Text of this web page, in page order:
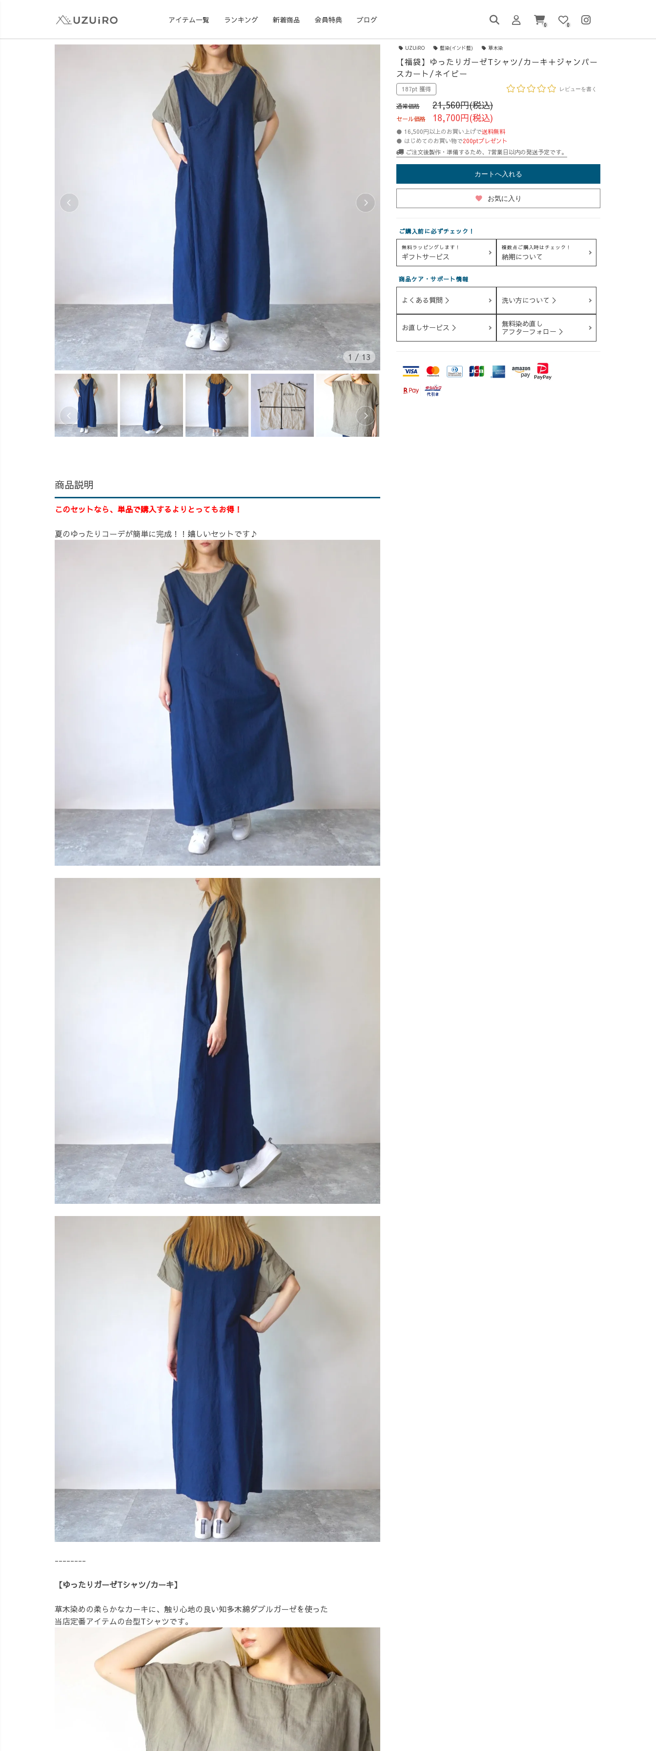
アイテム一覧 ランキング 新着商品 会員特典 ブログ
0 0
1 / 13
商品説明
このセットなら、単品で購入するよりとってもお得！
夏のゆったりコーデが簡単に完成！！嬉しいセットです♪
--------
【ゆったりガーゼTシャツ/カーキ】
草木染めの柔らかなカーキに、触り心地の良い知多木綿ダブルガーゼを使った
当店定番アイテムの台型Tシャツです。
UZUiRO 藍染(インド藍) 草木染
【福袋】ゆったりガーゼTシャツ/カーキ＋ジャンパー
スカート/ネイビー
187pt 獲得 レビューを書く
通常価格 21,560円(税込)
セール価格 18,700円(税込)
● 16,500円以上のお買い上げで送料無料
● はじめてのお買い物で200ptプレゼント
ご注文後製作・準備するため、7営業日以内の発送予定です。
カートへ入れる
favorite お気に入り
ご購入前に必ずチェック！
無料ラッピングします！
ギフトサービス
複数点ご購入時はチェック！
納期について
商品ケア・サポート情報
よくある質問 ＞ 洗い方について ＞
お直しサービス ＞
無料染め直し
アフターフォロー ＞